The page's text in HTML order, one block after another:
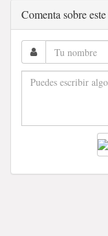
Comenta sobre